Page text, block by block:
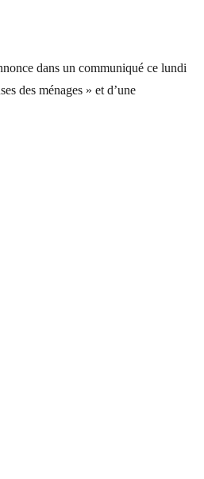
dans un communiqué ce lundi
des ménages » et d’une